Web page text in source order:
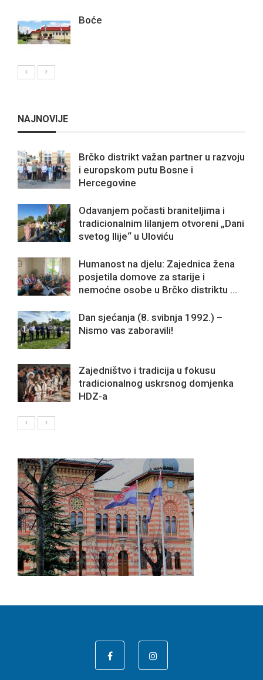
Boće
NAJNOVIJE
Brčko distrikt važan partner u razvoju
i europskom putu Bosne i
Hercegovine
Odavanjem počasti braniteljima i
tradicionalnim lilanjem otvoreni „Dani
svetog Ilije“ u Uloviću
Humanost na djelu: Zajednica žena
posjetila domove za starije i
nemoćne osobe u Brčko distriktu ...
Dan sjećanja (8. svibnja 1992.) –
Nismo vas zaboravili!
Zajedništvo i tradicija u fokusu
tradicionalnog uskrsnog domjenka
HDZ-a